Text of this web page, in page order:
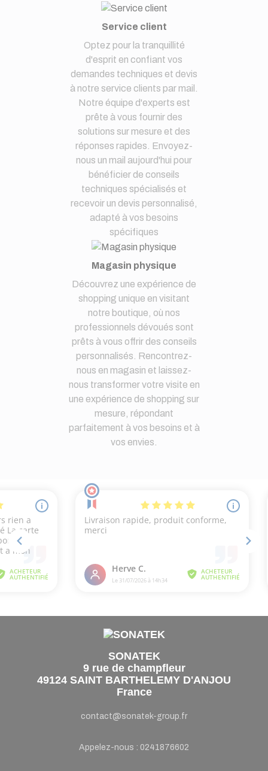
Service client
Optez pour la tranquillité
d'esprit en confiant vos
demandes techniques et devis
à notre service clients par mail.
Notre équipe d'experts est
prête à vous fournir des
solutions sur mesure et des
réponses rapides. Envoyez-
nous un mail aujourd'hui pour
bénéficier de conseils
techniques spécialisés et
recevoir un devis personnalisé,
adapté à vos besoins
spécifiques
Magasin physique
Découvrez une expérience de
shopping unique en visitant
notre boutique, où nos
professionnels dévoués sont
prêts à vous offrir des conseils
personnalisés. Rencontrez-
nous en magasin et laissez-
nous transformer votre visite en
une expérience de shopping sur
mesure, répondant
parfaitement à vos besoins et à
vos envies.
SONATEK
9 rue de champfleur
49124 SAINT BARTHELEMY D'ANJOU
France
contact@sonatek-group.fr
Appelez-nous : 0241876602